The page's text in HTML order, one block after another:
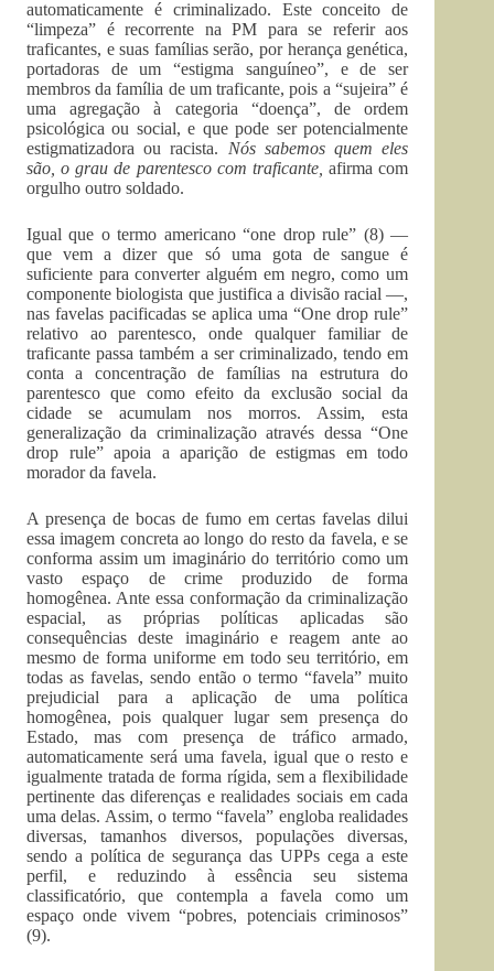
automaticamente é criminalizado. Este conceito de
“limpeza” é recorrente na PM para se referir aos
traficantes, e suas famílias serão, por herança genética,
portadoras de um “estigma sanguíneo”, e de ser
membros da família de um traficante, pois a “sujeira” é
uma agregação à categoria “doença”, de ordem
psicológica ou social, e que pode ser potencialmente
estigmatizadora ou racista. Nós sabemos quem eles
são, o grau de parentesco com traficante, afirma com
orgulho outro soldado.
Igual que o termo americano “one drop rule” (8) —
que vem a dizer que só uma gota de sangue é
suficiente para converter alguém em negro, como um
componente biologista que justifica a divisão racial —,
nas favelas pacificadas se aplica uma “One drop rule”
relativo ao parentesco, onde qualquer familiar de
traficante passa também a ser criminalizado, tendo em
conta a concentração de famílias na estrutura do
parentesco que como efeito da exclusão social da
cidade se acumulam nos morros. Assim, esta
generalização da criminalização através dessa “One
drop rule” apoia a aparição de estigmas em todo
morador da favela.
A presença de bocas de fumo em certas favelas dilui
essa imagem concreta ao longo do resto da favela, e se
conforma assim um imaginário do território como um
vasto espaço de crime produzido de forma
homogênea. Ante essa conformação da criminalização
espacial, as próprias políticas aplicadas são
consequências deste imaginário e reagem ante ao
mesmo de forma uniforme em todo seu território, em
todas as favelas, sendo então o termo “favela” muito
prejudicial para a aplicação de uma política
homogênea, pois qualquer lugar sem presença do
Estado, mas com presença de tráfico armado,
automaticamente será uma favela, igual que o resto e
igualmente tratada de forma rígida, sem a flexibilidade
pertinente das diferenças e realidades sociais em cada
uma delas. Assim, o termo “favela” engloba realidades
diversas, tamanhos diversos, populações diversas,
sendo a política de segurança das UPPs cega a este
perfil, e reduzindo à essência seu sistema
classificatório, que contempla a favela como um
espaço onde vivem “pobres, potenciais criminosos”
(9).